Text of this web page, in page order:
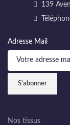
139
Adresse Mail
Nos tissus